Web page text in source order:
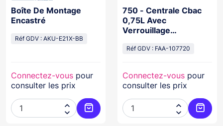
Boîte De Montage
Encastré
Réf GDV : AKU-E21X-BB
Connectez-vous pour
consulter les prix


Ajouter au panier
750 - Centrale Cbac
0,75L Avec
Verrouillage
Ouverture/Fermeture
Réf GDV : FAA-107720
Connectez-vous pour
consulter les prix

